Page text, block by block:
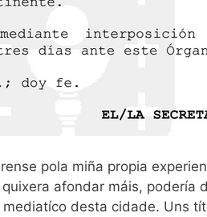
pola miña propia
afondar máis, podería
desta cidade. Uns